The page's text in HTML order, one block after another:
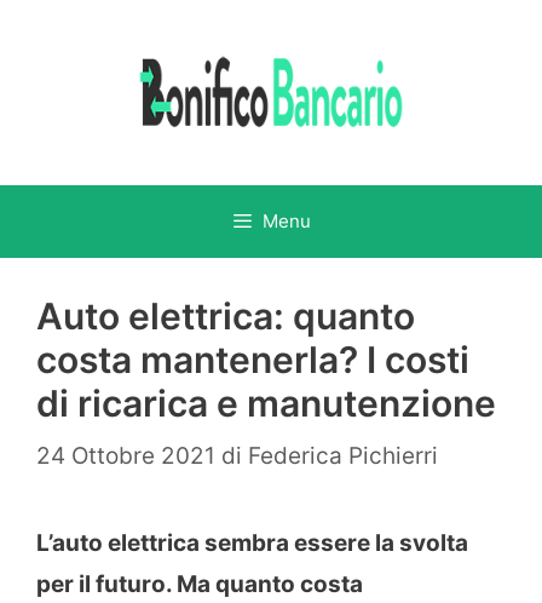
Menu
Auto elettrica: quanto
costa mantenerla? I costi
di ricarica e manutenzione
24 Ottobre 2021 di Federica Pichierri
L’auto elettrica sembra essere la svolta
per il futuro. Ma quanto costa